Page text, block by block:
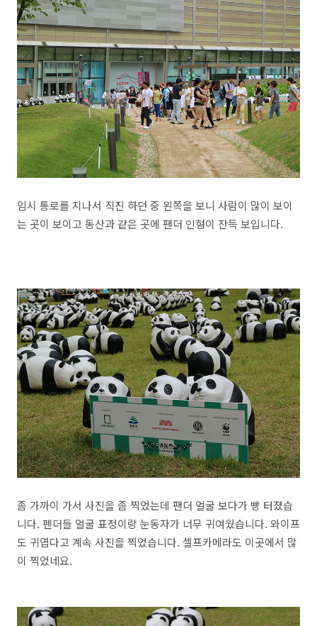
임시 통로를 지나서 직진 하던 중 왼쪽을 보니 사람이 많이 보이
는 곳이 보이고 동산과 같은 곳에 팬더 인형이 잔득 보입니다.
좀 가까이 가서 사진을 좀 찍었는데 팬더 얼굴 보다가 빵 터졌습
니다. 펜더들 얼굴 표정이랑 눈동자가 너무 귀여웠습니다. 와이프
도 귀엽다고 계속 사진을 찍었습니다. 셀프카메라도 이곳에서 많
이 찍었네요.